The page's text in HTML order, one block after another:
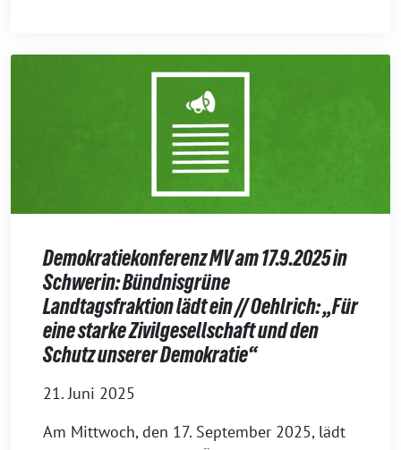
Demokratiekonferenz MV am 17.9.2025 in
Schwerin: Bündnisgrüne
Landtagsfraktion lädt ein // Oehlrich: „Für
eine starke Zivilgesellschaft und den
Schutz unserer Demokratie“
21. Juni 2025
Am Mittwoch, den 17. September 2025, lädt